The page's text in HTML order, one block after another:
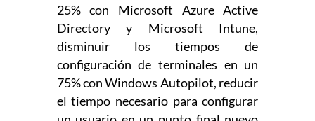
25% con Microsoft Azure Active
Directory y Microsoft Intune,
disminuir los tiempos de
configuración de terminales en un
75% con Windows Autopilot, reducir
el tiempo necesario para configurar